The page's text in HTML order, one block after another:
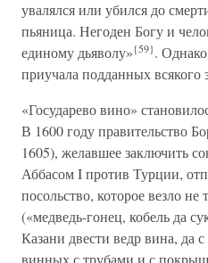
увалялся или убился до
пьяница. Негоден Богу и
единому дьяволу»{59}.
приучала подданных всякого
«Государево вино»
В 1600 году правительство
1605), желавшее заключить
Аббасом I против Турции,
посольство, которое везло
(«медведь-гонец, кобель да
Казани двести ведр вина, да
винных с трубами и с